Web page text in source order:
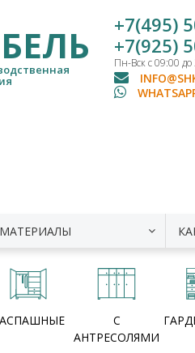
+7(495)
+7(925)
Пн-Вск с 09:00 до
МАТЕРИАЛЫ
С
АНТРЕСОЛЯМИ